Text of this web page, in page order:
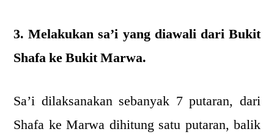
3. Melakukan sa’i yang diawali dari Bukit
Shafa ke Bukit Marwa.
Sa’i dilaksanakan sebanyak 7 putaran, dari
Shafa ke Marwa dihitung satu putaran, balik